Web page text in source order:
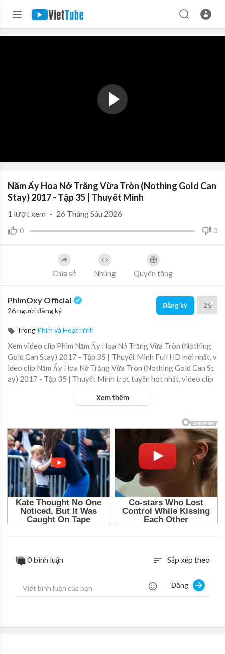
Năm Ấy Hoa Nở Trăng Vừa Tròn (Nothing Gold Can
Stay) 2017 - Tập 35 | Thuyết Minh
0 0
1 lượt xem · 26 Tháng Sáu 2026
Chia sẻ Nhúng Quyên tặng
PhimOxy Official
26 người đăng ký
Đăng ký 26
Trong Phim và Hoạt hình
Xem video clip Phim Năm Ấy Hoa Nở Trăng Vừa Tròn (Nothing
Gold Can Stay) 2017 - Tập 35 | Thuyết Minh Full HD mới nhất, v
ideo clip Năm Ấy Hoa Nở Trăng Vừa Tròn (Nothing Gold Can St
ay) 2017 - Tập 35 | Thuyết Minh trực tuyến hot nhất, video clip
- Tập 35 | Thuyết Minh online hay nhất.
https://viet.tube/watch/
nam-ay....-hoa-no-trang-vua-tr
Xem thêm
0 bình luận sort Sắp xếp theo
Đăng